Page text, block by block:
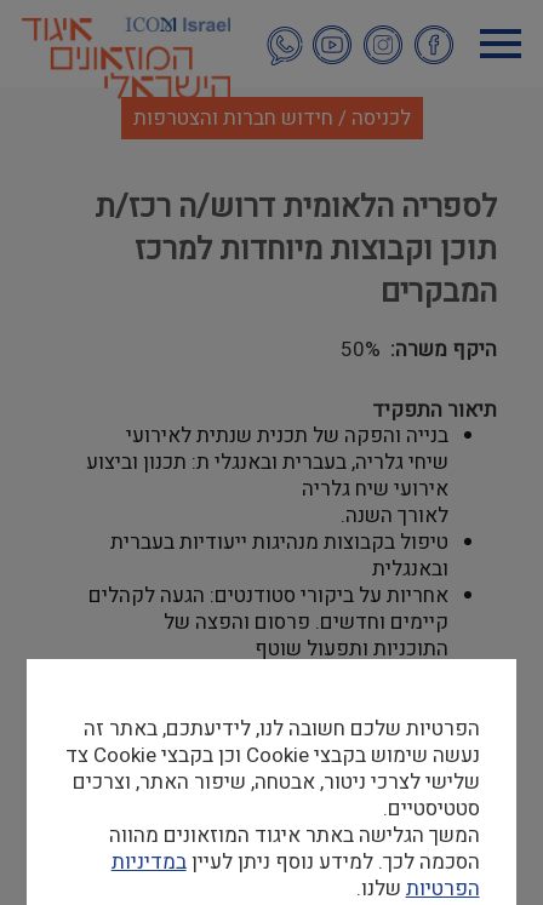
לתוכן
העיקרי
לכניסה / חידוש חברות והצטרפות
לספריה הלאומית דרוש/ה רכז/ת
תוכן וקבוצות מיוחדות למרכז
המבקרים
היקף משרה 50%
תיאור התפקיד
בנייה והפקה של תכנית שנתית לאירועי
שיחי גלריה, בעברית ובאנגלי ת: תכנון וביצוע
אירועי שיח גלריה
לאורך השנה.
טיפול בקבוצות מנהיגות ייעודיות בעברית
ובאנגלית
אחריות על ביקורי סטודנטים: הגעה לקהלים
קיימים וחדשים. פרסום והפצה של
התוכניות ותפעול שוטף
שוטף עם היחידות השונות, הגעה לקהלים
חדשים ומיסוד
הקשר מול הגורמים הרלוונטיים.
בהקשר כולל של תחומי האחריות: תיאום
עם גורמים חיצוניים, טיפול בהזמנות רכש,
חשבוניות ומעקב
אחרי ביצוע תשלומים.
הפרטיות שלכם חשובה לנו, לידיעתכם, באתר זה
נעשה שימוש בקבצי Cookie וכן בקבצי Cookie צד
שלישי לצרכי ניטור, אבטחה, שיפור האתר, וצרכים
סטטיסטיים.
המשך הגלישה באתר איגוד המוזאונים מהווה
הסכמה לכך. למידע נוסף ניתן לעייןבמדיניות
הפרטיות שלנו.